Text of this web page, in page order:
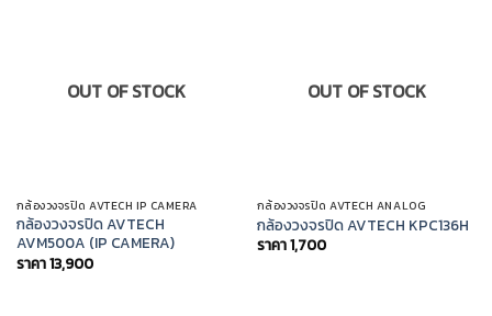
OUT OF STOCK
กล้องวงจรปิด AVTECH IP CAMERA
กล้องวงจรปิด AVTECH
AVM500A (IP CAMERA)
ราคา13,900
OUT OF STOCK
กล้องวงจรปิด AVTECH ANALOG
กล้องวงจรปิด AVTECH KPC136H
ราคา1,700